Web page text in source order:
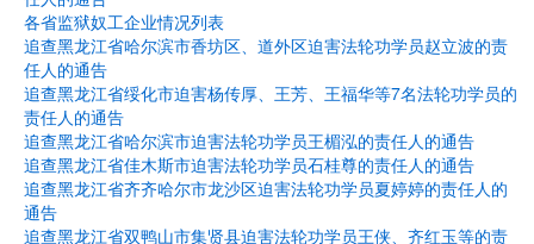
各省监狱奴工企业情况列表
追查黑龙江省哈尔滨市香坊区、道外区迫害法轮功学员赵立波的责
任人的通告
追查黑龙江省绥化市迫害杨传厚、王芳、王福华等7名法轮功学员的
责任人的通告
追查黑龙江省哈尔滨市迫害法轮功学员王楣泓的责任人的通告
追查黑龙江省佳木斯市迫害法轮功学员石桂尊的责任人的通告
追查黑龙江省齐齐哈尔市龙沙区迫害法轮功学员夏婷婷的责任人的
通告
追查黑龙江省双鸭山市集贤县迫害法轮功学员王侠、齐红玉等的责